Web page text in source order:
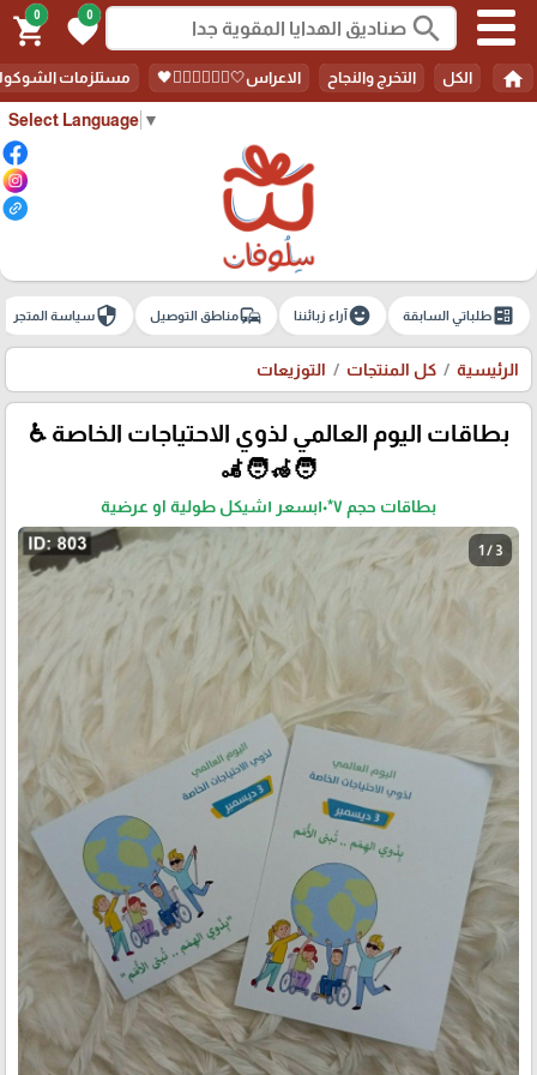
Select Language ▼
search
0
favorite
0
shopping_cart
home الكل التخرج والنجاح الاعراس🤍🤵🏻‍♀️👰🏻‍♀️🖤 مستلزمات
ballotطلباتي السابقة emoji_emotionsآراء زبائننا commuteمناطق التوصيل securityسياسة المتجر
الرئيسية كل المنتجات التوزيعات
بطاقات اليوم العالمي لذوي الاحتياجات الخاصة ♿
🧑‍🦽🧑‍🦼
بطاقات حجم ٧*١٠بسعر ١شيكل طولية او عرضية
1 / 3